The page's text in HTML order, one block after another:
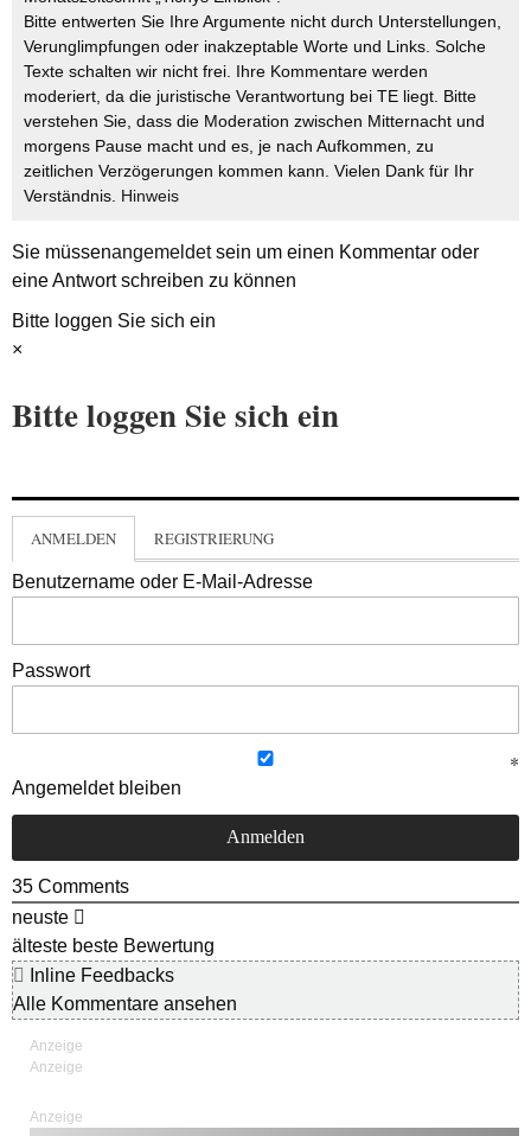
Bitte entwerten Sie Ihre Argumente nicht durch Unterstellungen,
Verunglimpfungen oder inakzeptable Worte und Links. Solche
Texte schalten wir nicht frei. Ihre Kommentare werden
moderiert, da die juristische Verantwortung bei TE liegt. Bitte
verstehen Sie, dass die Moderation zwischen Mitternacht und
morgens Pause macht und es, je nach Aufkommen, zu
zeitlichen Verzögerungen kommen kann. Vielen Dank für Ihr
Verständnis. Hinweis
Sie müssenangemeldetsein um einen Kommentar oder
eine Antwort schreiben zu können
Bitte loggen Sie sich ein
×
Bitte loggen Sie sich ein
ANMELDEN REGISTRIERUNG
Benutzername oder E-Mail-Adresse
Passwort
Angemeldet bleiben
35 Comments
neuste
älteste beste Bewertung
Inline Feedbacks
Alle Kommentare ansehen
Anzeige